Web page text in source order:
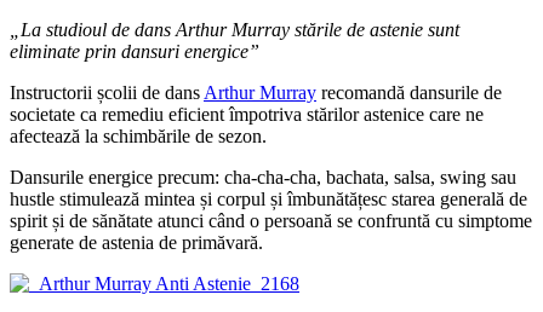
„La studioul de dans Arthur Murray stările de astenie sunt
eliminate prin dansuri energice”
Instructorii școlii de dans Arthur Murray recomandă dansurile de
societate ca remediu eficient împotriva stărilor astenice care ne
afectează la schimbările de sezon.
Dansurile energice precum: cha-cha-cha, bachata, salsa, swing sau
hustle stimulează mintea și corpul și îmbunătățesc starea generală de
spirit și de sănătate atunci când o persoană se confruntă cu simptome
generate de astenia de primăvară.